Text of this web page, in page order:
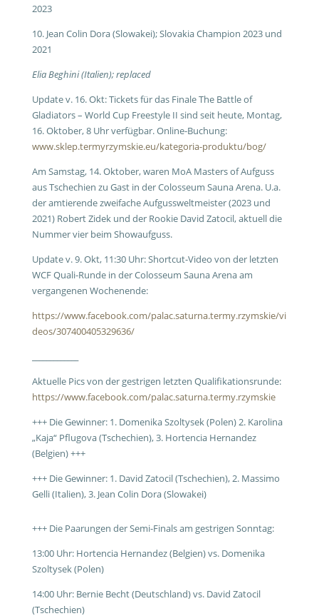
2023
10. Jean Colin Dora (Slowakei); Slovakia Champion 2023 und
2021
Elia Beghini (Italien); replaced
Update v. 16. Okt: Tickets für das Finale The Battle of
Gladiators – World Cup Freestyle II sind seit heute, Montag,
16. Oktober, 8 Uhr verfügbar. Online-Buchung:
www.sklep.termyrzymskie.eu/kategoria-produktu/bog/
Am Samstag, 14. Oktober, waren MoA Masters of Aufguss
aus Tschechien zu Gast in der Colosseum Sauna Arena. U.a.
der amtierende zweifache Aufgussweltmeister (2023 und
2021) Robert Zidek und der Rookie David Zatocil, aktuell die
Nummer vier beim Showaufguss.
Update v. 9. Okt, 11:30 Uhr: Shortcut-Video von der letzten
WCF Quali-Runde in der Colosseum Sauna Arena am
vergangenen Wochenende:
https://www.facebook.com/palac.saturna.termy.rzymskie/vi
deos/307400405329636/
Aktuelle Pics von der gestrigen letzten Qualifikationsrunde:
https://www.facebook.com/palac.saturna.termy.rzymskie
+++ Die Gewinner: 1. Domenika Szoltysek (Polen) 2. Karolina
„Kaja“ Pflugova (Tschechien), 3. Hortencia Hernandez
(Belgien) +++
+++ Die Gewinner: 1. David Zatocil (Tschechien), 2. Massimo
Gelli (Italien), 3. Jean Colin Dora (Slowakei)
+++ Die Paarungen der Semi-Finals am gestrigen Sonntag:
13:00 Uhr: Hortencia Hernandez (Belgien) vs. Domenika
Szoltysek (Polen)
14:00 Uhr: Bernie Becht (Deutschland) vs. David Zatocil
(Tschechien)